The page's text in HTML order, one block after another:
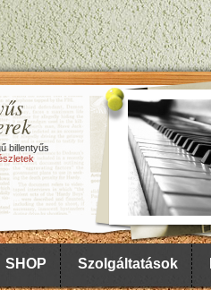
billentyűs
SHOP Szolgáltatások